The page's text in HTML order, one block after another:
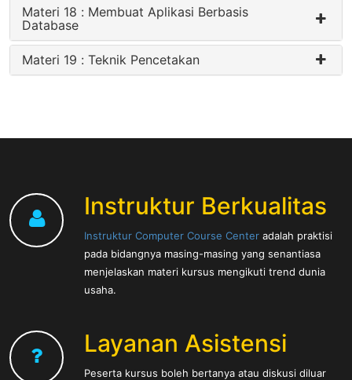
Materi 18 : Membuat Aplikasi Berbasis
Database
Materi 19 : Teknik Pencetakan
Instruktur Berkualitas
Instruktur Computer Course Center adalah praktisi
pada bidangnya masing-masing yang senantiasa
menjelaskan materi kursus mengikuti trend dunia
usaha.
Layanan Asistensi
Peserta kursus boleh bertanya atau diskusi diluar